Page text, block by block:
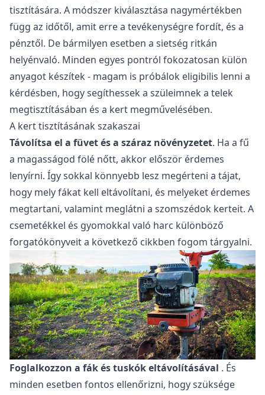
tisztítására. A módszer kiválasztása nagymértékben
függ az időtől, amit erre a tevékenységre fordít, és a
pénztől. De bármilyen esetben a sietség ritkán
helyénvaló. Minden egyes pontról fokozatosan külön
anyagot készítek - magam is próbálok eligibilis lenni a
kérdésben, hogy segíthessek a szüleimnek a telek
megtisztításában és a kert megművelésében.
A kert tisztításának szakaszai
Távolítsa el a füvet és a száraz növényzetet. Ha a fű
a magasságod fölé nőtt, akkor először érdemes
lenyírni. Így sokkal könnyebb lesz megérteni a tájat,
hogy mely fákat kell eltávolítani, és melyeket érdemes
megtartani, valamint meglátni a szomszédok kerteit. A
csemetékkel és gyomokkal való harc különböző
forgatókönyveit a következő cikkben fogom tárgyalni.
Foglalkozzon a fák és tuskók eltávolításával . És
minden esetben fontos ellenőrizni, hogy szüksége